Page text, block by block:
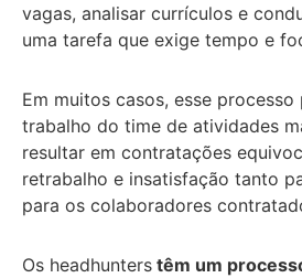
vagas, analisar currículos e
uma tarefa que exige tempo e
Em muitos casos, esse
trabalho do time de atividades
resultar em contratações
retrabalho e insatisfação tanto
para os colaboradores
Os headhunters têm um